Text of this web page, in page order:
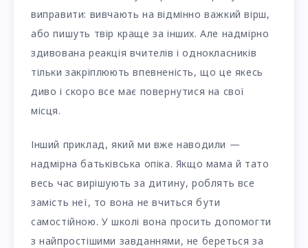
виправити: вивчають на відмінно важкий вірш,
або пишуть твір краще за інших. Але надмірно
здивована реакція вчителів і однокласників
тільки закріплюють впевненість, що це якесь
диво і скоро все має повернутися на свої
місця.
Інший приклад, який ми вже наводили —
надмірна батьківська опіка. Якщо мама й тато
весь час вирішують за дитину, роблять все
замість неї, то вона не вчиться бути
самостійною. У школі вона просить допомогти
з найпростішими завданнями, не береться за